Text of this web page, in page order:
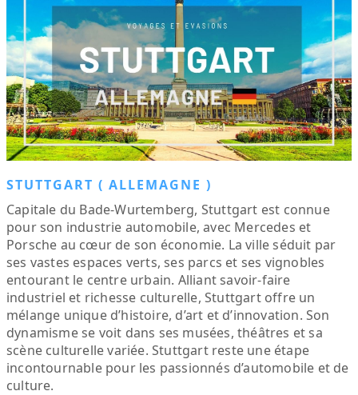
STUTTGART ( ALLEMAGNE )
Capitale du Bade-Wurtemberg, Stuttgart est connue
pour son industrie automobile, avec Mercedes et
Porsche au cœur de son économie. La ville séduit par
ses vastes espaces verts, ses parcs et ses vignobles
entourant le centre urbain. Alliant savoir-faire
industriel et richesse culturelle, Stuttgart offre un
mélange unique d’histoire, d’art et d’innovation. Son
dynamisme se voit dans ses musées, théâtres et sa
scène culturelle variée. Stuttgart reste une étape
incontournable pour les passionnés d’automobile et de
culture.